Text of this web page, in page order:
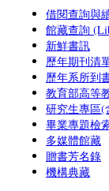
借閱查詢與
館藏查詢
新鮮書訊
歷年期刊清
歷年系所到
教育部高等
研究生專區(
畢業專題檢
多媒體館藏
贈書芳名錄
機構典藏